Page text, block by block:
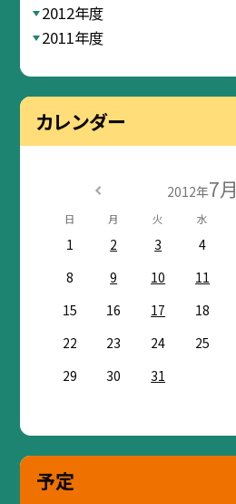
2012年度
2011年度
カレンダー
2012年7月
日 月 火 水
1 2 3 4
8
9 10 11
15
16 17 18
22
23 24 25
29
30 31
予定